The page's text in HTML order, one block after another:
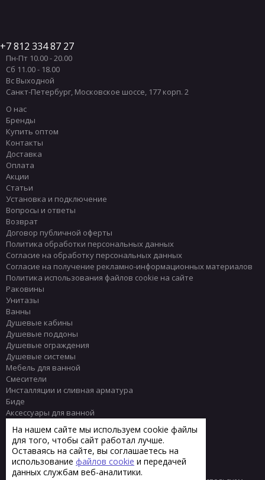
7 812 334 87 27
Пн-Пт 10.00 - 20.00
Сб 11.00 - 18.00
Вс Выходной
Санкт-Петербург, Московское шоссе, 177 корп. 2
О нас
Бренды
Купить оптом
Контакты
Доставка
Оплата
Акции
Статьи
Установка и подключение
Вопросы и ответы
Возврат
Договор публичной оферты
Политика обработки персональных данных
Согласие на обработку персональных данных
Согласие на получение рекламно-информационных материалов
Политика использования файлов cookie на сайте
Раковины
Унитазы
Ванны
Душевые кабины
Душевые поддоны
Душевые ограждения
Душевые системы
Мебель для ванной
Смесители
Инсталляции и сливная арматура
Биде
Аксессуары для ванной
Полотенцесушители
Комплектующие
Плитка
На нашем сайте мы используем cookie файлы
для того, чтобы сайт работал лучше.
Оставаясь на сайте, вы соглашаетесь на
использование файлов cookie и передачей
данных службам веб-аналитики.